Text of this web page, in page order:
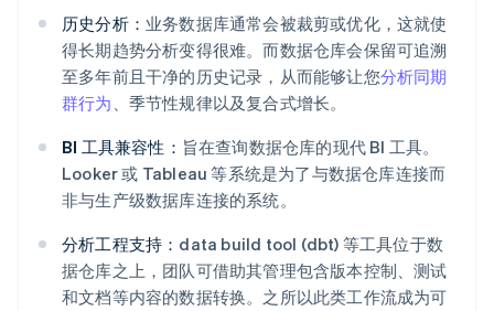
历史分析： 业务数据库通常会被裁剪或优化，这就使
得长期趋势分析变得很难。而数据仓库会保留可追溯
至多年前且干净的历史记录，从而能够让您分析同期
群行为 、季节性规律以及复合式增长。
BI 工具兼容性： 旨在查询数据仓库的现代 BI 工具。
Looker 或 Tableau 等系统是为了与数据仓库连接而
非与生产级数据库连接的系统。
分析工程支持： data build tool (dbt) 等工具位于数
据仓库之上，团队可借助其管理包含版本控制、测试
和文档等内容的数据转换。之所以此类工作流成为可